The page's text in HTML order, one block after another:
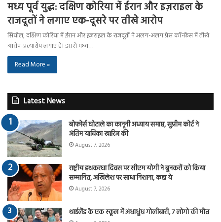
मध्य पूर्व युद्ध: दक्षिण कोरिया में ईरान और इज़राइल के
राजदूतों ने लगाए एक-दूसरे पर तीखे आरोप
सियोल, दक्षिण कोरिया में ईरान और इज़राइल के राजदूतों ने अलग-अलग प्रेस कॉन्फ्रेंस में तीखे
आरोप-प्रत्यारोप लगाए हैं। इससे मध्य…
Read More »
Latest News
बोफोर्स घोटाले का कानूनी अध्याय समाप्त, सुप्रीम कोर्ट ने
अंतिम याचिका खारिज की
August 7, 2026
राष्ट्रीय हथकरघा दिवस पर सीएम योगी ने बुनकरों को किया
सम्मानित, अखिलेश पर साधा निशाना, कहा ये
August 7, 2026
थाईलैंड के एक स्कूल में अंधाधुंध गोलीबारी, 7 लोगो की मौत